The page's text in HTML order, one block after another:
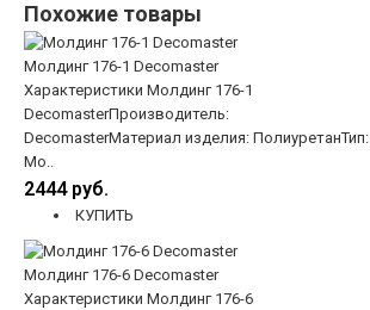
Похожие товары
Молдинг 176-1 Decomaster
Характеристики Молдинг 176-1
DecomasterПроизводитель:
DecomasterМатериал изделия: ПолиуретанТип:
Мо..
2444 руб.
КУПИТЬ
Молдинг 176-6 Decomaster
Характеристики Молдинг 176-6